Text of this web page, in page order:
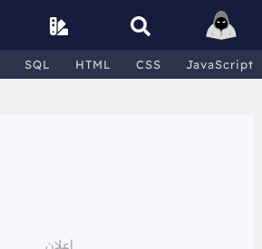
SQL HTML CSS JavaScript